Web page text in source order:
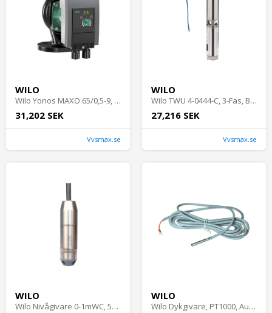
WILO
Wilo Yonos MAXO 65/0,5-9, PN6/10, Cirkulationspump
31,202 SEK
Vvsmax.se
WILO
Wilo TWU 4-0444-C, 3-Fas, Borrhålspump
27,216 SEK
Vvsmax.se
WILO
Wilo Nivågivare 0-1mWC, 50m Kabel, Automationstillbehör
WILO
Wilo Dykgivare, PT1000, Automationstillbehör